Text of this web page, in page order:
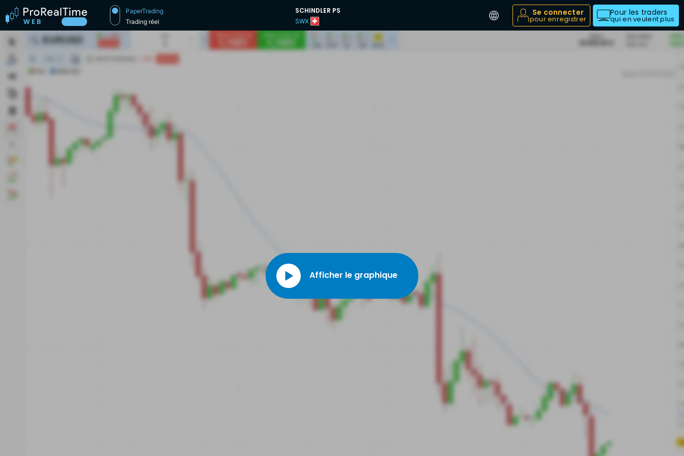
PaperTrading
Trading réel
SCHINDLER PS
SWX
Se connecter
pour enregistrer
Pour les traders
qui en veulent plus
Afficher le graphique